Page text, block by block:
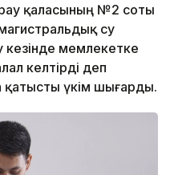
қаласының №2 соты
су
мемлекетке
келтірді деп
қатысты үкім шығарды.